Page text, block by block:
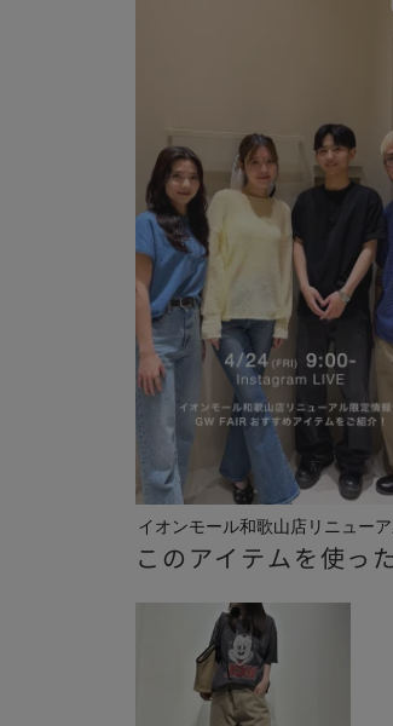
イオンモール和歌山店リニュー
報＆G...
このアイテムを使っ